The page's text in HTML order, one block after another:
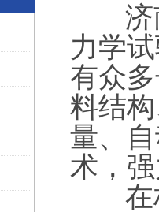
济南
力学
有众
料结
量、
术，
在材